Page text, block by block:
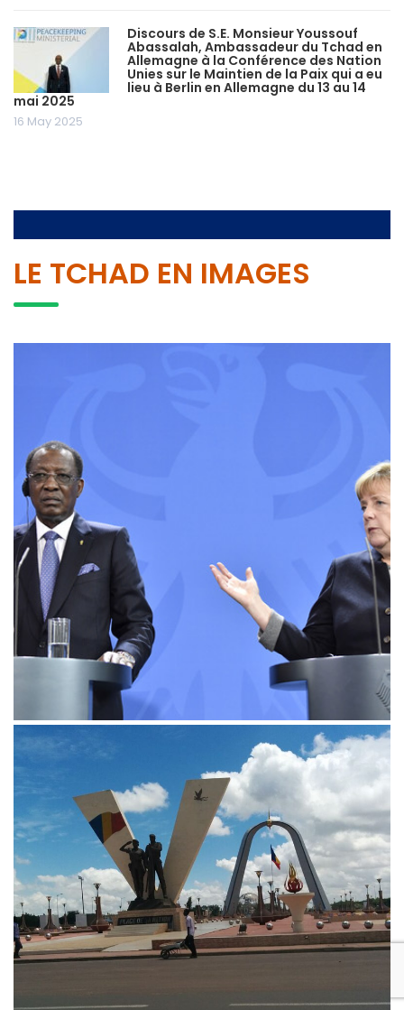
Discours de S.E. Monsieur Youssouf
Abassalah, Ambassadeur du Tchad en
Allemagne à la Conférence des Nation
Unies sur le Maintien de la Paix qui a eu
lieu à Berlin en Allemagne du 13 au 14
mai 2025
16 May 2025
LE TCHAD EN IMAGES